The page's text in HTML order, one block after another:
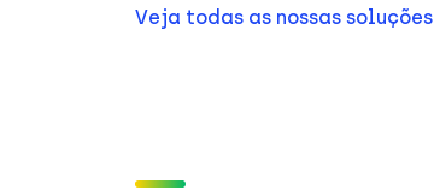
Veja todas as nossas soluções